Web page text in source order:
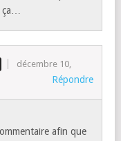
décembre 10,
Répondre
afin que